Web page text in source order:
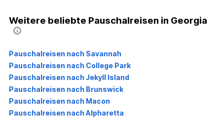
Weitere beliebte Pauschalreisen in Georgia
Pauschalreisen nach Savannah
Pauschalreisen nach College Park
Pauschalreisen nach Jekyll Island
Pauschalreisen nach Brunswick
Pauschalreisen nach Macon
Pauschalreisen nach Alpharetta